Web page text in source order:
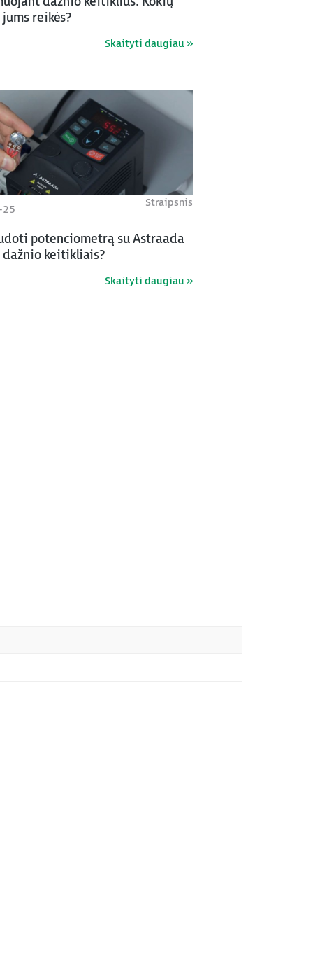
reikės?
Skaityti daugiau »
Straipsnis
potenciometrą su Astraada
dažnio keitikliais?
Skaityti daugiau »